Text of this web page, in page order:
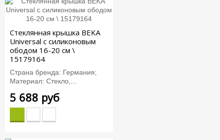
Стеклянная крышка BEKA
Universal с силиконовым
ободом 16-20 см \
15179164
Страна бренда: Германия;
Материал: Стекло,...
5 688 руб